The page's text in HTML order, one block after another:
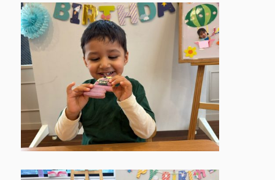
トップページ